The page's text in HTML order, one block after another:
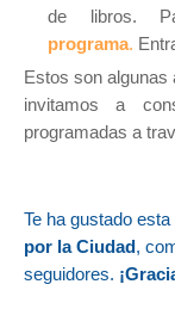
de libros.
programa.
Estos son algunas
invitamos a
programadas a
Te ha gustado
por la Ciudad,
seguidores.